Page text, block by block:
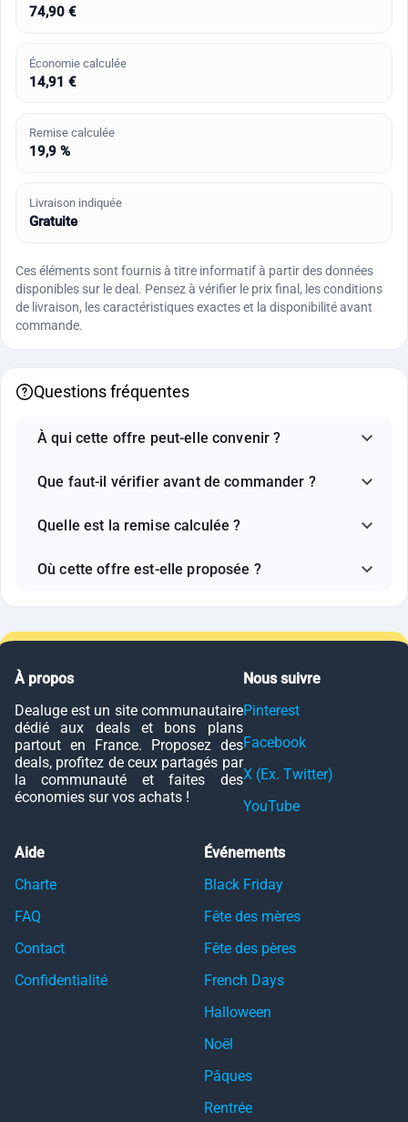
74,90 €
Économie calculée
14,91 €
Remise calculée
19,9 %
Livraison indiquée
Gratuite
Ces éléments sont fournis à titre informatif à partir des données
disponibles sur le deal. Pensez à vérifier le prix final, les conditions
de livraison, les caractéristiques exactes et la disponibilité avant
commande.
Questions fréquentes
À qui cette offre peut-elle convenir ?
Que faut-il vérifier avant de commander ?
Quelle est la remise calculée ?
Où cette offre est-elle proposée ?
À propos
Dealuge est un site communautaire
dédié aux deals et bons plans
partout en France. Proposez des
deals, profitez de ceux partagés par
la communauté et faites des
économies sur vos achats !
Nous suivre
Pinterest
Facebook
X (Ex. Twitter)
YouTube
Aide
Charte
FAQ
Contact
Confidentialité
Événements
Black Friday
Fête des mères
Fête des pères
French Days
Halloween
Noël
Pâques
Rentrée